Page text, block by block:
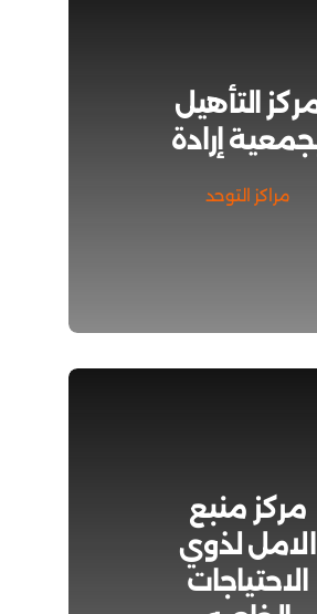
التأهيل
إرادة
مراكز التوحد
مركز منبع
الامل لذوي
الاحتياجات